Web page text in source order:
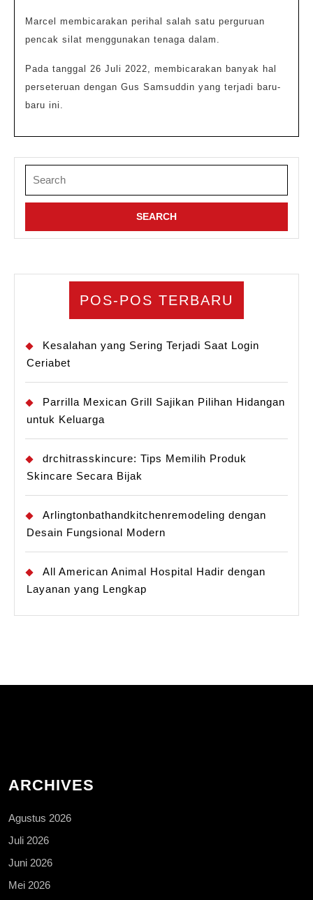
Marcel membicarakan perihal salah satu perguruan
pencak silat menggunakan tenaga dalam.
Pada tanggal 26 Juli 2022, membicarakan banyak hal
perseteruan dengan Gus Samsuddin yang terjadi baru-
baru ini.
for:
POS-POS TERBARU
Kesalahan yang Sering Terjadi Saat Login
Ceriabet
Parrilla Mexican Grill Sajikan Pilihan Hidangan
untuk Keluarga
drchitrasskincure: Tips Memilih Produk
Skincare Secara Bijak
Arlingtonbathandkitchenremodeling dengan
Desain Fungsional Modern
All American Animal Hospital Hadir dengan
Layanan yang Lengkap
ARCHIVES
Agustus 2026
Juli 2026
Juni 2026
Mei 2026